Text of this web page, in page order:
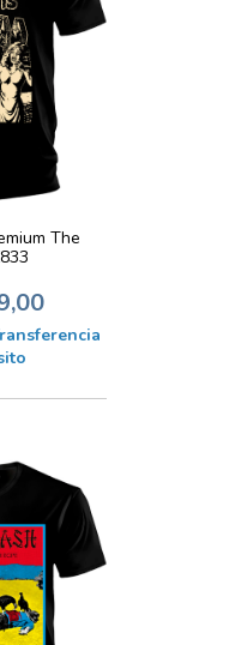
The